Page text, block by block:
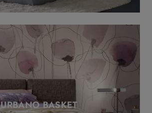
URBANO BASKET